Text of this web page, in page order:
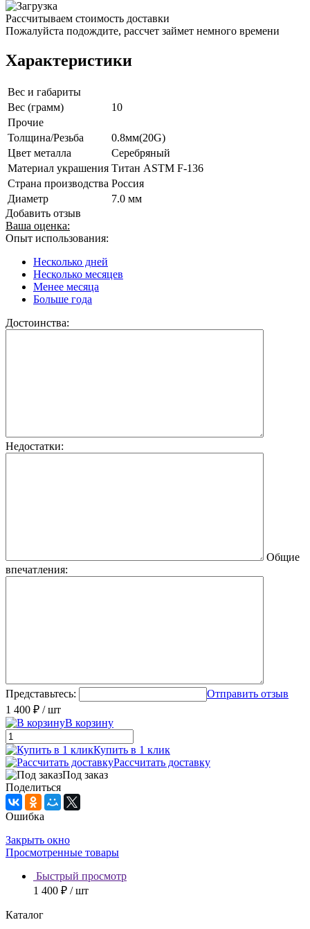
Рассчитываем стоимость доставки
Пожалуйста подождите, рассчет займет немного времени
Характеристики
Вес и габариты
Вес (грамм)
10
Прочие
Толщина/Резьба
0.8мм(20G)
Цвет металла
Серебряный
Материал украшения Титан ASTM F-136
Страна производства Россия
Диаметр
7.0 мм
Добавить отзыв
Ваша оценка:
Опыт использования:
Несколько дней
Несколько месяцев
Менее месяца
Больше года
Достоинства:
Недостатки:
Общие
впечатления:
Представьтесь:
Отправить отзыв
1 400 ₽ / шт
В корзину
Купить в 1 клик
Рассчитать доставку
Под заказ
Поделиться
Ошибка
Закрыть окно
Просмотренные товары
Быстрый просмотр
1 400 ₽ / шт
Каталог